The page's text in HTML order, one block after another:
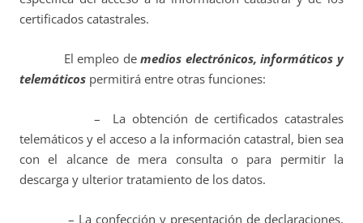
certificados catastrales.
El empleo demedios electrónicos, informáticos y
telemáticos permitirá entre otras funciones:
– La obtención de certificados catastrales
telemáticos y el acceso a la información catastral, bien sea
con el alcance de mera consulta o para permitir la
descarga y ulterior tratamiento de los datos.
– La confección y presentación de declaraciones,